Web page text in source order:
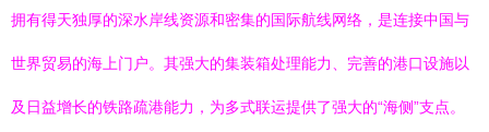
拥有得天独厚的深水岸线资源和密集的国际航线网络，是连接中国与
世界贸易的海上门户。其强大的集装箱处理能力、完善的港口设施以
及日益增长的铁路疏港能力，为多式联运提供了强大的“海侧”支点。